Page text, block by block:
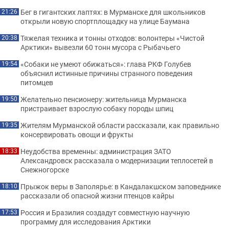
21:26 Бег в гигантских лаптях: в Мурманске для школьников
открыли новую спортплощадку на улице Баумана
20:38 Тяжелая техника и тонны отходов: волонтеры «Чистой
Арктики» вывезли 60 тонн мусора с Рыбачьего
19:54 «Собаки не умеют обижаться»: глава РКФ Голубев
объяснил истинные причины странного поведения
питомцев
19:50 Желательно пенсионеру: жительница Мурманска
пристраивает взрослую собаку породы шпиц
19:35 Жителям Мурманской области рассказали, как правильно
консервировать овощи и фрукты
18:33 Неудобства временны: администрация ЗАТО
Александровск рассказала о модернизации теплосетей в
Снежногорске
18:10 Прыжок веры в Заполярье: в Кандалакшском заповеднике
рассказали об опасной жизни птенцов кайры
17:53 Россия и Бразилия создадут совместную научную
программу для исследования Арктики